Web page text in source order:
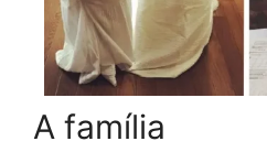
A família